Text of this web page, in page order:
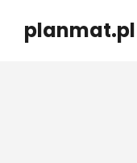
planmat.pl